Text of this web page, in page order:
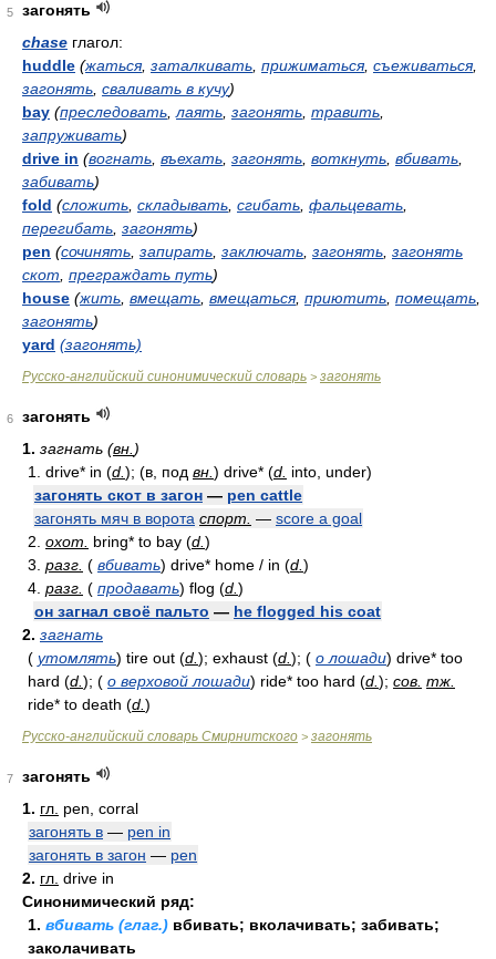
5
загонять
chase глагол:
huddle (жаться, заталкивать прижиматься, съеживаться,
загонять сваливать в кучу)
bay (преследовать лаять загонять травить
запруживать)
drive in (вогнать въехать загонять воткнуть вбивать
забивать)
fold (сложить складывать сгибать фальцевать
перегибать загонять)
pen (сочинять запирать заключать загонять загонять
скот преграждать путь)
house (жить вмещать вмещаться, приютить помещать
загонять)
yard (загонять)
Русско-английский синонимический словарь > загонять
6
загонять
1. загнать (вн. )
1. drive* in (d. ); (в, под вн. ) drive* (d. into, under)
загонять скот в загон — pen cattle
загонять мяч в ворота спорт. — score a goal
2. охот. bring* to bay (d. )
3. разг. ( вбивать) drive* home / in (d. )
4. разг. ( продавать) flog (d. )
он загнал своё пальто — he flogged his coat
2. загнать
( утомлять) tire out (d. ); exhaust (d. ); ( о лошади) drive* too
hard (d. ); ( о верховой лошади) ride* too hard (d. ); сов. тж.
ride* to death (d. )
Русско-английский словарь Смирнитского > загонять
7
загонять
1. гл. pen, corral
загонять в — pen in
загонять в загон — pen
2. гл. drive in
Синонимический ряд:
1. вбивать (глаг.) вбивать; вколачивать; забивать;
заколачивать